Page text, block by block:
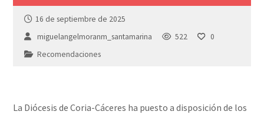
16 de septiembre de 2025
miguelangelmoranm_santamarina
522
0
Recomendaciones
La Diócesis de Coria-Cáceres ha puesto a disposición de los